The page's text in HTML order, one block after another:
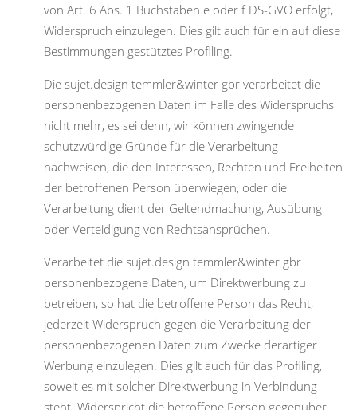
von Art. 6 Abs. 1 Buchstaben e oder f DS-GVO erfolgt,
Widerspruch einzulegen. Dies gilt auch für ein auf diese
Bestimmungen gestütztes Profiling.
Die sujet.design temmler&winter gbr verarbeitet die
personenbezogenen Daten im Falle des Widerspruchs
nicht mehr, es sei denn, wir können zwingende
schutzwürdige Gründe für die Verarbeitung
nachweisen, die den Interessen, Rechten und Freiheiten
der betroffenen Person überwiegen, oder die
Verarbeitung dient der Geltendmachung, Ausübung
oder Verteidigung von Rechtsansprüchen.
Verarbeitet die sujet.design temmler&winter gbr
personenbezogene Daten, um Direktwerbung zu
betreiben, so hat die betroffene Person das Recht,
jederzeit Widerspruch gegen die Verarbeitung der
personenbezogenen Daten zum Zwecke derartiger
Werbung einzulegen. Dies gilt auch für das Profiling,
soweit es mit solcher Direktwerbung in Verbindung
steht. Widerspricht die betroffene Person gegenüber